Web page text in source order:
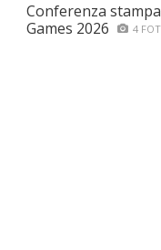
Conferenza
Games 2026
4